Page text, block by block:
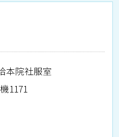
本院社服室
1171